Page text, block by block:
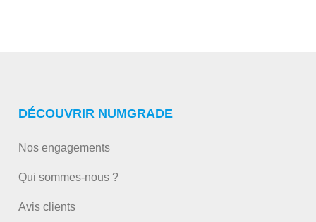
DÉCOUVRIR NUMGRADE
Nos engagements
Qui sommes-nous ?
Avis clients